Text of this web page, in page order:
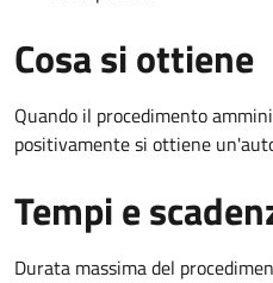
Cosa si ottiene
Quando il procedimento
positivamente si ottiene
Tempi e
Durata massima del